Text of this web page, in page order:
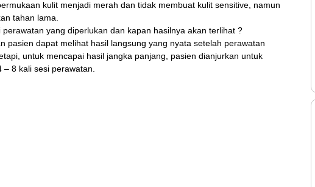
kulit menjadi merah dan tidak membuat kulit sensitive, namun
tahan lama.
perawatan yang diperlukan dan kapan hasilnya akan terlihat ?
pasien dapat melihat hasil langsung yang nyata setelah perawatan
untuk mencapai hasil jangka panjang, pasien dianjurkan untuk
– 8 kali sesi perawatan.